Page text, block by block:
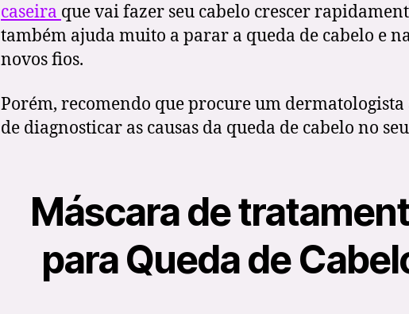
caseira que vai fazer seu cabelo crescer
também ajuda muito a parar a queda de cabelo e
novos fios.
Porém, recomendo que procure um
de diagnosticar as causas da queda de cabelo no
Máscara de
para Queda de